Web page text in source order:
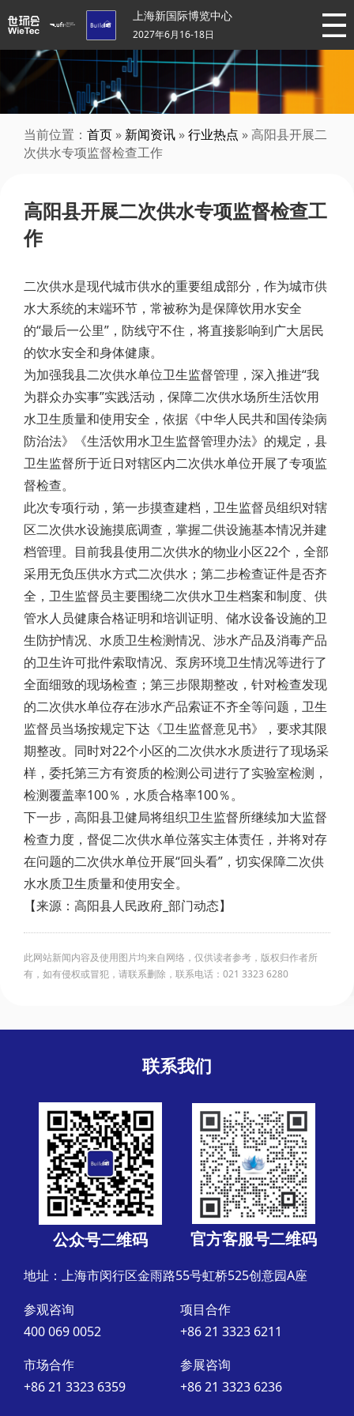
上海新国际博览中心
2027年6月16-18日
当前位置： 首页 » 新闻资讯 »行业热点 » 高阳县开展二
次供水专项监督检查工作
高阳县开展二次供水专项监督检查工
作
二次供水是现代城市供水的重要组成部分，作为城市供
水大系统的末端环节，常被称为是保障饮用水安全
的“最后一公里”，防线守不住，将直接影响到广大居民
的饮水安全和身体健康。
为加强我县二次供水单位卫生监督管理，深入推进“我
为群众办实事”实践活动，保障二次供水场所生活饮用
水卫生质量和使用安全，依据《中华人民共和国传染病
防治法》《生活饮用水卫生监督管理办法》的规定，县
卫生监督所于近日对辖区内二次供水单位开展了专项监
督检查。
此次专项行动，第一步摸查建档，卫生监督员组织对辖
区二次供水设施摸底调查，掌握二供设施基本情况并建
档管理。目前我县使用二次供水的物业小区22个，全部
采用无负压供水方式二次供水；第二步检查证件是否齐
全，卫生监督员主要围绕二次供水卫生档案和制度、供
管水人员健康合格证明和培训证明、储水设备设施的卫
生防护情况、水质卫生检测情况、涉水产品及消毒产品
的卫生许可批件索取情况、泵房环境卫生情况等进行了
全面细致的现场检查；第三步限期整改，针对检查发现
的二次供水单位存在涉水产品索证不齐全等问题，卫生
监督员当场按规定下达《卫生监督意见书》，要求其限
期整改。同时对22个小区的二次供水水质进行了现场采
样，委托第三方有资质的检测公司进行了实验室检测，
检测覆盖率100％，水质合格率100％。
下一步，高阳县卫健局将组织卫生监督所继续加大监督
检查力度，督促二次供水单位落实主体责任，并将对存
在问题的二次供水单位开展“回头看”，切实保障二次供
水水质卫生质量和使用安全。
【来源：高阳县人民政府_部门动态】
此网站新闻内容及使用图片均来自网络，仅供读者参考，版权归作者所
有，如有侵权或冒犯，请联系删除，联系电话：021 3323 6280
联系我们
公众号二维码 官方客服号二维码
地址：上海市闵行区金雨路55号虹桥525创意园A座
参观咨询
400 069 0052
项目合作
+86 21 3323 6211
市场合作
+86 21 3323 6359
参展咨询
+86 21 3323 6236